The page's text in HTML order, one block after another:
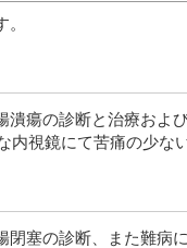
瘍の診断と治療およ
視鏡にて苦痛の少な
塞の診断、また難病